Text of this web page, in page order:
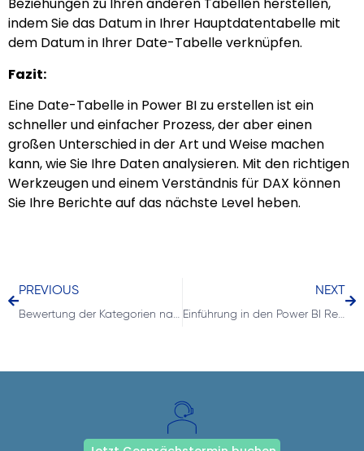
Beziehungen zu Ihren anderen Tabellen herstellen,
indem Sie das Datum in Ihrer Hauptdatentabelle mit
dem Datum in Ihrer Date-Tabelle verknüpfen.
Fazit:
Eine Date-Tabelle in Power BI zu erstellen ist ein
schneller und einfacher Prozess, der aber einen
großen Unterschied in der Art und Weise machen
kann, wie Sie Ihre Daten analysieren. Mit den richtigen
Werkzeugen und einem Verständnis für DAX können
Sie Ihre Berichte auf das nächste Level heben.
PREVIOUS
Bewertung der Kategorien nach Maß mit der DAX-Funktion RANKX
NEXT
Einführung in den Power BI Report Builder für Microsoft Dynamics NAV und Business Central Nutzer